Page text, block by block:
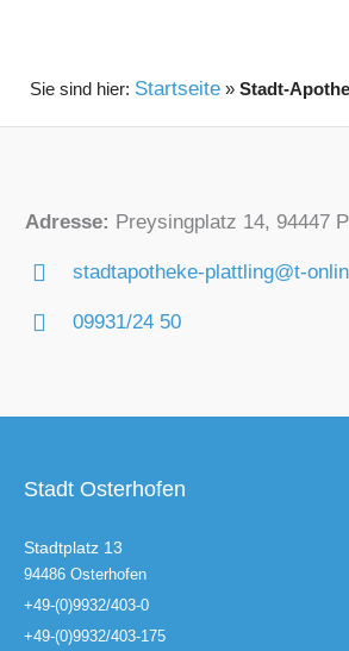
Startseite» Stadt-
Adresse: Preysingplatz 14, 94447
stadtapotheke-plattling@t-
09931/24 50
Stadt Osterhofen
Stadtplatz 13
94486 Osterhofen
+49-(0)9932/403-0
+49-(0)9932/403-175